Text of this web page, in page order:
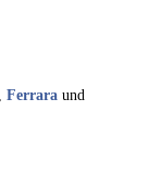
Ferrara und